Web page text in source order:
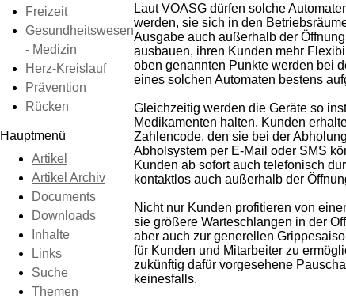
Freizeit
Gesundheitswesen
- Medizin
Herz-Kreislauf
Prävention
Rücken
Hauptmenü
Artikel
Artikel Archiv
Documents
Downloads
Inhalte
Links
Suche
Themen
Laut VOASG dürfen solche
werden, sie sich in den
Ausgabe auch außerhalb der
ausbauen, ihren Kunden mehr
oben genannten Punkte werden bei
eines solchen Automaten bestens
Gleichzeitig werden die Geräte so
Medikamenten halten. Kunden
Zahlencode, den sie bei der
Abholsystem per E-Mail oder SMS
Kunden ab sofort auch telefonisch
kontaktlos auch außerhalb der
Nicht nur Kunden profitieren von
sie größere Warteschlangen in der
aber auch zur generellen
für Kunden und Mitarbeiter zu
zukünftig dafür vorgesehene
keinesfalls.